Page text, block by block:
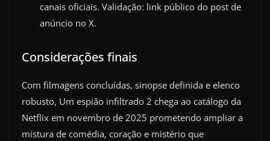
canais oficiais. Validação: link público do post de
anúncio no X.
Considerações finais
Com filmagens concluídas, sinopse definida e elenco
robusto, Um espião infiltrado 2 chega ao catálogo da
Netflix em novembro de 2025 prometendo ampliar a
mistura de comédia, coração e mistério que